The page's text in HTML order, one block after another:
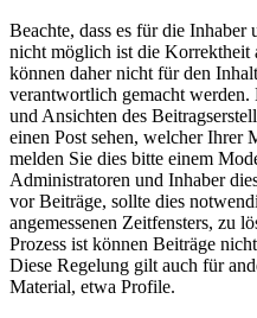
Beachte, dass es für die
nicht möglich ist die Korrektheit
können daher nicht für den
verantwortlich gemacht
und Ansichten des
einen Post sehen, welcher Ihrer
melden Sie dies bitte einem
Administratoren und Inhaber
vor Beiträge, sollte dies
angemessenen Zeitfensters, zu
Prozess ist können Beiträge
Diese Regelung gilt auch für
Material, etwa Profile.